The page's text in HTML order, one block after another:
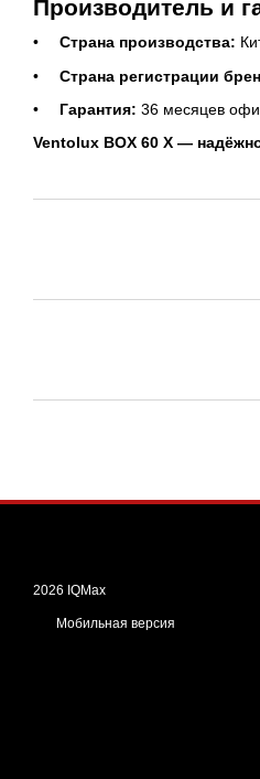
Производитель и
Страна производства:
Страна регистрации
Гарантия: 36 месяцев
Ventolux BOX 60 X —
2026 IQMax
Мобильная версия